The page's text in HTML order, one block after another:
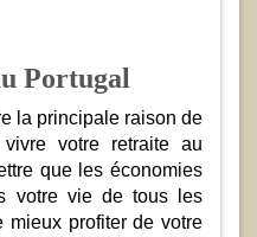
Portugal
la principale raison de
votre retraite au
que les économies
votre vie de tous les
mieux profiter de votre